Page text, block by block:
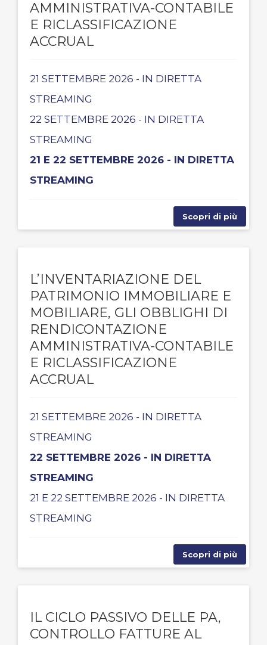
AMMINISTRATIVA-CONTABILE
E RICLASSIFICAZIONE
ACCRUAL
21 SETTEMBRE 2026 - IN DIRETTA
STREAMING
22 SETTEMBRE 2026 - IN DIRETTA
STREAMING
21 E 22 SETTEMBRE 2026 - IN DIRETTA
STREAMING
Scopri di più
L’INVENTARIAZIONE DEL
PATRIMONIO IMMOBILIARE E
MOBILIARE, GLI OBBLIGHI DI
RENDICONTAZIONE
AMMINISTRATIVA-CONTABILE
E RICLASSIFICAZIONE
ACCRUAL
21 SETTEMBRE 2026 - IN DIRETTA
STREAMING
22 SETTEMBRE 2026 - IN DIRETTA
STREAMING
21 E 22 SETTEMBRE 2026 - IN DIRETTA
STREAMING
Scopri di più
IL CICLO PASSIVO DELLE PA,
CONTROLLO FATTURE AL